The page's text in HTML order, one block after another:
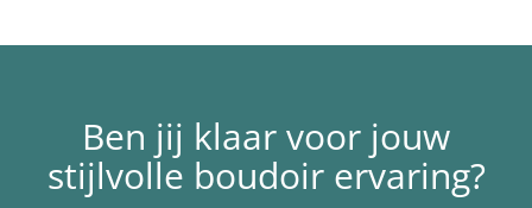
Ben jij klaar voor jouw
stijlvolle boudoir ervaring?